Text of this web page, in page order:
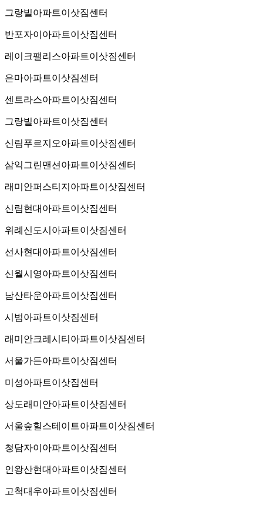
그랑빌아파트이삿짐센터
반포자이아파트이삿짐센터
레이크팰리스아파트이삿짐센터
은마아파트이삿짐센터
센트라스아파트이삿짐센터
그랑빌아파트이삿짐센터
신림푸르지오아파트이삿짐센터
삼익그린맨션아파트이삿짐센터
래미안퍼스티지아파트이삿짐센터
신림현대아파트이삿짐센터
위례신도시아파트이삿짐센터
선사현대아파트이삿짐센터
신월시영아파트이삿짐센터
남산타운아파트이삿짐센터
시범아파트이삿짐센터
래미안크레시티아파트이삿짐센터
서울가든아파트이삿짐센터
미성아파트이삿짐센터
상도래미안아파트이삿짐센터
서울숲힐스테이트아파트이삿짐센터
청담자이아파트이삿짐센터
인왕산현대아파트이삿짐센터
고척대우아파트이삿짐센터